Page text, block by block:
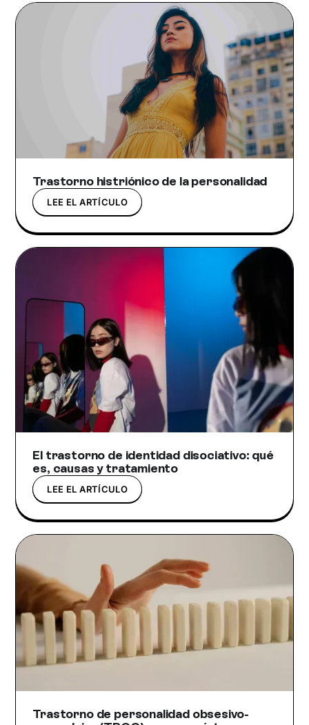
Trastorno histriónico de la personalidad
LEE EL ARTÍCULO
El trastorno de identidad disociativo: qué
es, causas y tratamiento
LEE EL ARTÍCULO
Trastorno de personalidad obsesivo-